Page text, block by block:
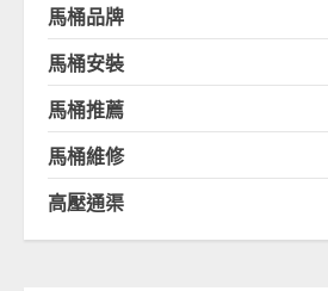
馬桶品牌
馬桶安裝
馬桶推薦
馬桶維修
高壓通渠